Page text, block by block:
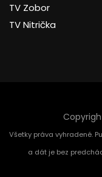
TV Zobor
TV Nitrička
Všetky práva vyhradené.
a dát je bez